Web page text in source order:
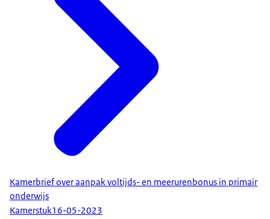
Kamerbrief over aanpak voltijds- en meerurenbonus in primair
onderwijs
Kamerstuk16-05-2023